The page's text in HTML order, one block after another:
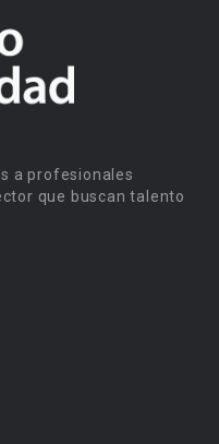
a profesionales
que buscan talento